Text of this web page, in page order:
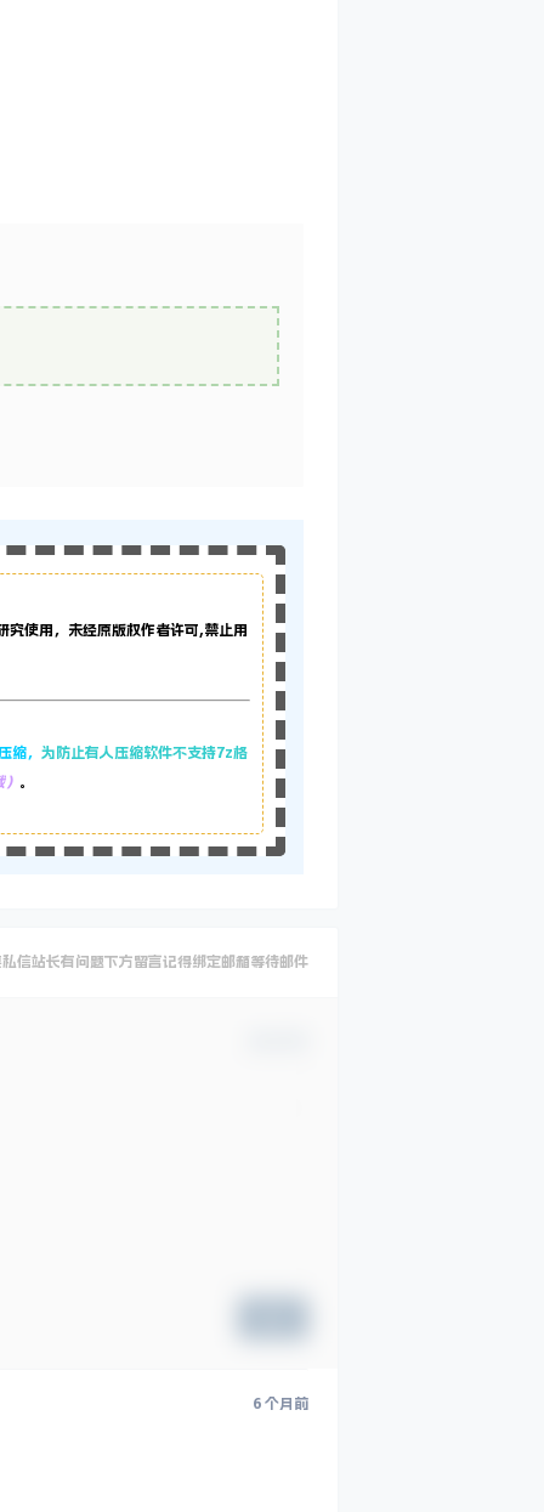
究使用，未经原版权作者许可,禁止用
缩， 为防止有人压缩软件不支持7z格
。
私信站长有问题下方留言记得绑定邮箱等待邮件
6 个月前